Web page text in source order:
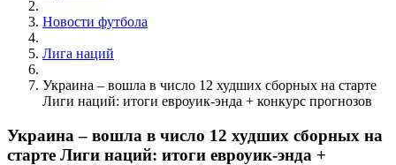
Новости футбола
Лига наций
Украина – вошла в число 12 худших сборных на старте
Лиги наций: итоги евроуик-энда + конкурс прогнозов
Украина – вошла в число 12 худших сборных на
старте Лиги наций: итоги евроуик-энда +